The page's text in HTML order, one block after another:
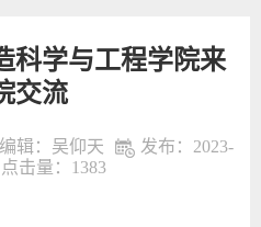
科学与工程学院来
交流
编辑：吴仰天
发布：2023-
点击量： 1383